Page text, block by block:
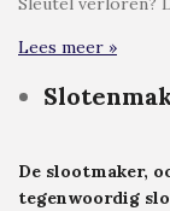
Lees meer »
De slootmaker,
tegenwoordig